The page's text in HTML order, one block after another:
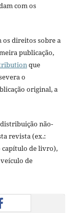
com os
os direitos sobre a
publicação,
que
o
original, a
não-
revista (ex.:
de livro),
de